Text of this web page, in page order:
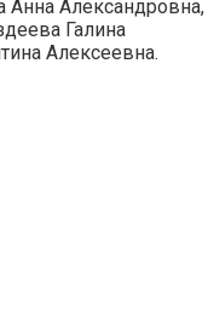
Анна Александровна,
Галина
Алексеевна.